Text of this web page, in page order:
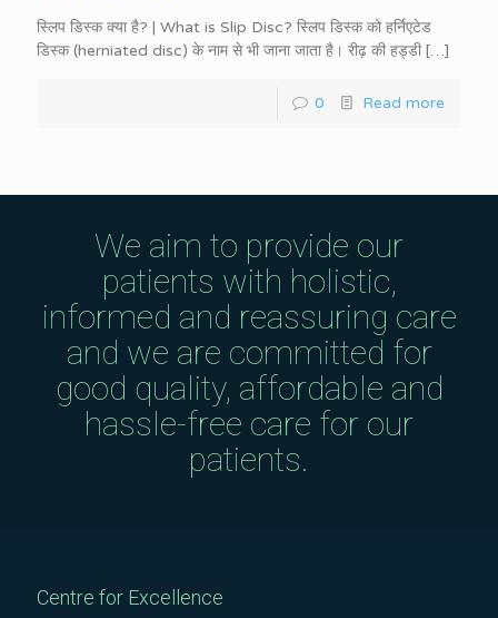
स्लिप डिस्क क्या है? | What is Slip Disc? स्लिप डिस्क को हर्निएटेड
डिस्क (herniated disc) के नाम से भी जाना जाता है। रीढ़ की हड्डी […]
0 Read more
We aim to provide our
patients with holistic,
informed and reassuring care
and we are committed for
good quality, affordable and
hassle-free care for our
patients.
Centre for Excellence